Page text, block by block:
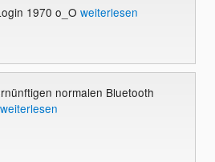
1970 o_O weiterlesen
normalen Bluetooth
weiterlesen